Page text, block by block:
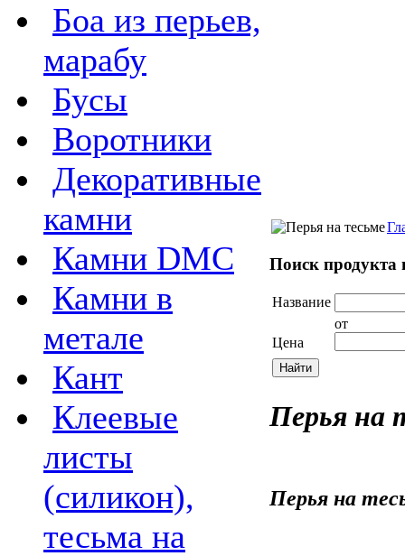
Боа из перьев,
марабу
Бусы
Воротники
Декоративные
камни
Камни DMC
Камни в
метале
Кант
Клеевые
листы
(силикон),
тесьма на
Поиск продукта
Название
Цена
от
Перья на
Перья на